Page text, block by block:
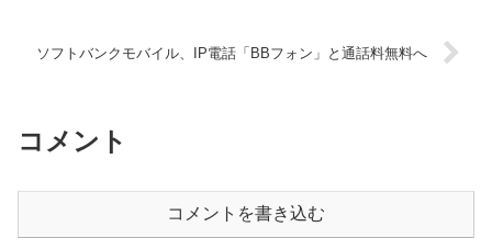
ソフトバンクモバイル、IP電話「BBフォン」と通話料無料へ
コメント
コメントを書き込む